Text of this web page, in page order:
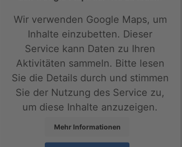
Wir verwenden Google Maps, um
Inhalte einzubetten. Dieser
Service kann Daten zu Ihren
Aktivitäten sammeln. Bitte lesen
Sie die Details durch und stimmen
Sie der Nutzung des Service zu,
um diese Inhalte anzuzeigen.
Mehr Informationen